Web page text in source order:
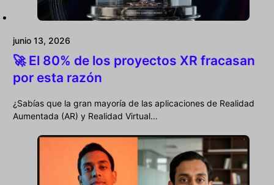
junio 13, 2026
🚀 El 80% de los proyectos XR fracasan
por esta razón
¿Sabías que la gran mayoría de las aplicaciones de Realidad
Aumentada (AR) y Realidad Virtual…